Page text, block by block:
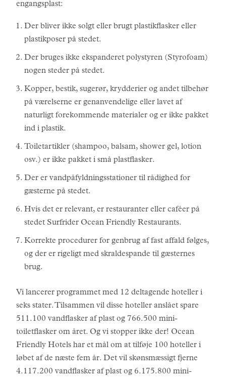
engangsplast:
Der bliver ikke solgt eller brugt plastikflasker eller
plastikposer på stedet.
Der bruges ikke ekspanderet polystyren (Styrofoam)
nogen steder på stedet.
Kopper, bestik, sugerør, krydderier og andet tilbehør
på værelserne er genanvendelige eller lavet af
naturligt forekommende materialer og er ikke pakket
ind i plastik.
Toiletartikler (shampoo, balsam, shower gel, lotion
osv.) er ikke pakket i små plastflasker.
Der er vandpåfyldningsstationer til rådighed for
gæsterne på stedet.
Hvis det er relevant, er restauranter eller caféer på
stedet Surfrider Ocean Friendly Restaurants.
Korrekte procedurer for genbrug af fast affald følges,
og der er rigeligt med skraldespande til gæsternes
brug.
Vi lancerer programmet med 12 deltagende hoteller i
seks stater. Tilsammen vil disse hoteller anslået spare
511.100 vandflasker af plast og 766.500 mini-
toiletflasker om året. Og vi stopper ikke der! Ocean
Friendly Hotels har et mål om at tilføje 100 hoteller i
løbet af de næste fem år. Det vil skønsmæssigt fjerne
4.117.200 vandflasker af plast og 6.175.800 mini-